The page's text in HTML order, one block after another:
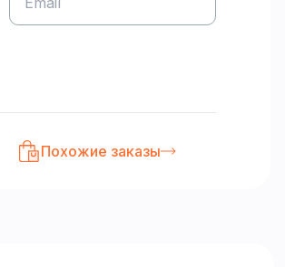
Похожие заказы